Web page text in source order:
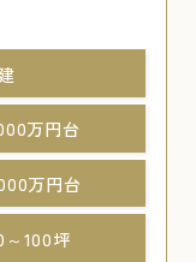
万円台
万円台
～100坪